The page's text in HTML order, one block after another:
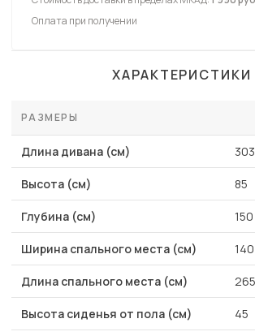
Оплата при получении
ХАРАКТЕРИСТИКИ
РАЗМЕРЫ
Длина дивана (см) 303
Высота (см) 85
Глубина (см) 150
Ширина спального места (см) 140
Длина спального места (см) 265
Высота сиденья от пола (см) 45